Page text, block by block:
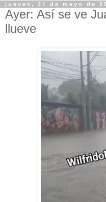
jueves, 21 de mayo de
Ayer: Así se ve
llueve